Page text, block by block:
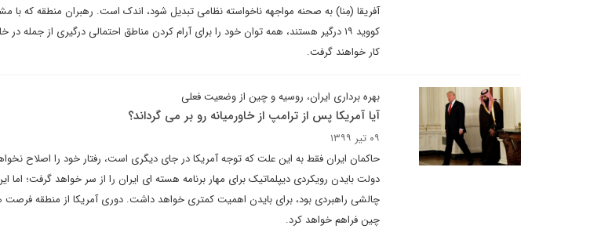
آفریقا (مِنا) به صحنه مواجهه ناخواسته نظامی تبدیل شود، اندک است. رهبران منطقه که با
کووید ۱۹ درگیر هستند، همه توان خود را برای آرام کردن مناطق احتمالی درگیری از جمله
کار خواهند گرفت.
بهره برداری ایران، روسیه و چین از وضعیت فعلی
آیا آمریکا پس از ترامپ از خاورمیانه رو بر می گرداند؟
۰۹ تیر ۱۳۹۹
حاکمان ایران فقط به این علت که توجه آمریکا در جای دیگری است، رفتار خود را اصلاح
دولت بایدن رویکردی دیپلماتیک برای مهار برنامه هسته ای ایران را از سر خواهد گرفت؛ اما
چالشی راهبردی بود، برای بایدن اهمیت کمتری خواهد داشت. دوری آمریکا از منطقه فرصت
چین فراهم خواهد کرد.